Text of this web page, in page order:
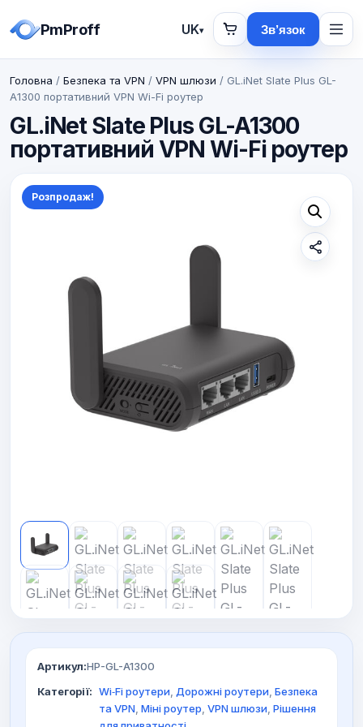
PmProff UK▾ Зв’язок
Головна / Безпека та VPN / VPN шлюзи / GL.iNet Slate Plus GL-
A1300 портативний VPN Wi-Fi роутер
GL.iNet Slate Plus GL-A1300
портативний VPN Wi-Fi роутер
Розпродаж!
Артикул:HP-GL-A1300
Категорії: Wi‑Fi роутери Дорожні роутери Безпека
та VPN Міні роутер VPN шлюзи Рішення